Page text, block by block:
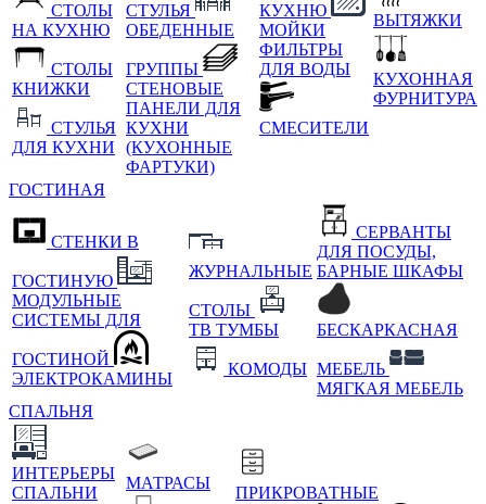
СТОЛЫ
НА КУХНЮ
СТОЛЫ
КНИЖКИ
СТУЛЬЯ
ДЛЯ КУХНИ
СТУЛЬЯ
ОБЕДЕННЫЕ
ГРУППЫ
СТЕНОВЫЕ
ПАНЕЛИ ДЛЯ
КУХНИ
(КУХОННЫЕ
ФАРТУКИ)
КУХНЮ
МОЙКИ
ФИЛЬТРЫ
ДЛЯ ВОДЫ
СМЕСИТЕЛИ
ВЫТЯЖКИ
КУХОННАЯ
ФУРНИТУРА
ГОСТИНАЯ
СТЕНКИ В
ГОСТИНУЮ
МОДУЛЬНЫЕ
СИСТЕМЫ ДЛЯ
ГОСТИНОЙ
ЭЛЕКТРОКАМИНЫ
ЖУРНАЛЬНЫЕ
СТОЛЫ
ТВ ТУМБЫ
КОМОДЫ
СЕРВАНТЫ
ДЛЯ ПОСУДЫ,
БАРНЫЕ ШКАФЫ
БЕСКАРКАСНАЯ
МЕБЕЛЬ
МЯГКАЯ МЕБЕЛЬ
СПАЛЬНЯ
ИНТЕРЬЕРЫ
СПАЛЬНИ
МАТРАСЫ
ПРИКРОВАТНЫЕ